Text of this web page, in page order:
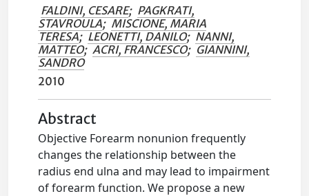
FALDINI, CESARE; PAGKRATI,
STAVROULA; MISCIONE, MARIA
TERESA; LEONETTI, DANILO; NANNI,
MATTEO; ACRI, FRANCESCO; GIANNINI,
SANDRO
2010
Abstract
Objective Forearm nonunion frequently
changes the relationship between the
radius end ulna and may lead to impairment
of forearm function. We propose a new